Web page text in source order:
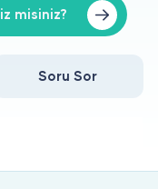
misiniz?
Soru Sor